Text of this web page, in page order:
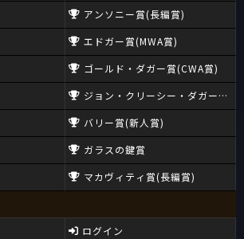
アンソニー賞(長編賞)
エドガー賞(MWA賞)
ゴールド・ダガー賞(CWA賞)
ジョン・クリーシー・ダガー賞
バリー賞(新人賞)
ガラスの鍵賞
マカヴィティ賞(長編賞)
ログイン